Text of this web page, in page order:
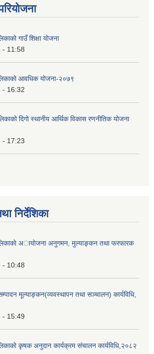
गाउँ शिक्षा योजना
- 11:58
आवधिक योजना-२०७९
- 16:32
दिगो स्थानीय आर्थिक विकास रणनीतिक योजना
- 17:23
निर्देशिका
अायाेजना अनुगमन, मुल्याङ्कन तथा फरफारक
- 10:48
मूल्याङ्कन(व्यवस्थापन तथा सञ्चालन) कार्यविधि,
- 15:49
कृषक अनुदान कार्यक्रम संचालन कार्यविधि,२०८२